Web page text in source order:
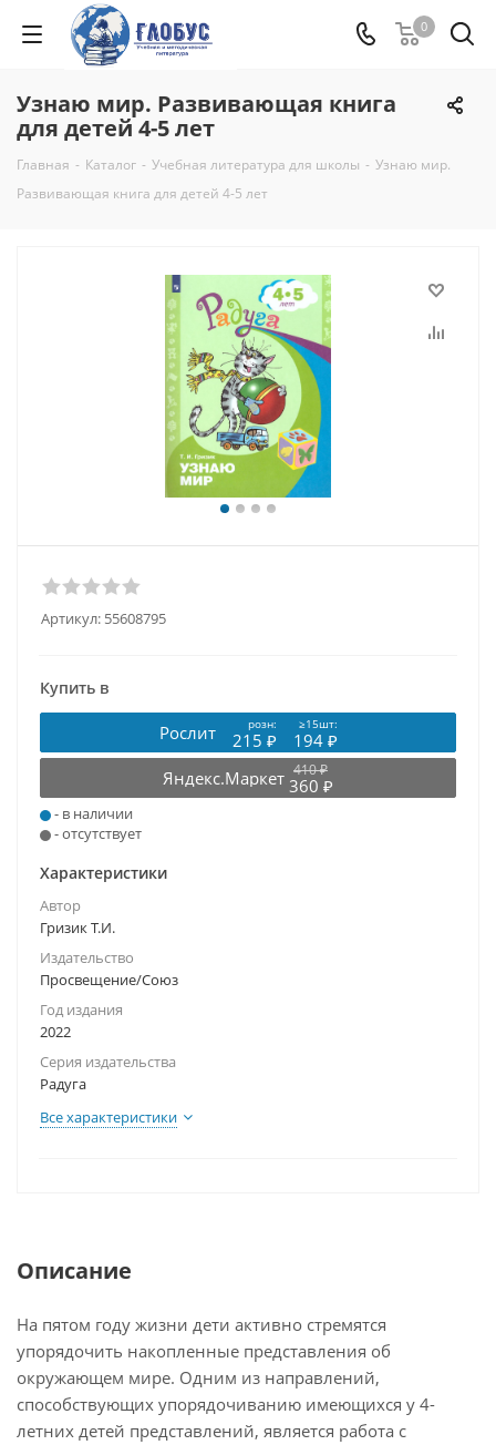
0
Узнаю мир. Развивающая книга
для детей 4-5 лет
Главная - Каталог - Учебная литература для школы - Узнаю мир.
Развивающая книга для детей 4-5 лет
Артикул: 55608795
Купить в
Рослит розн: ≥15шт:
215 ₽
194 ₽
Яндекс.Маркет 410 ₽
360 ₽
- в наличии
- отсутствует
Характеристики
Автор
Гризик Т.И.
Издательство
Просвещение/Союз
Год издания
2022
Серия издательства
Радуга
Все характеристики
Описание
На пятом году жизни дети активно стремятся
упорядочить накопленные представления об
окружающем мире. Одним из направлений,
способствующих упорядочиванию имеющихся у 4-
летних детей представлений, является работа с